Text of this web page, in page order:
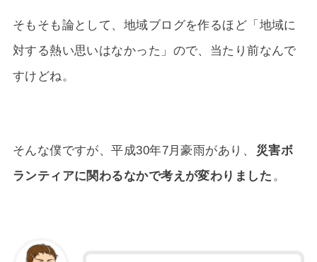
そもそも論として、地域ブログを作るほど「地域に
対する熱い思いはなかった」ので、当たり前なんで
すけどね。
そんな僕ですが、平成30年7月豪雨があり、
災害ボ
ランティアに関わるなかで考えが変わりました 。